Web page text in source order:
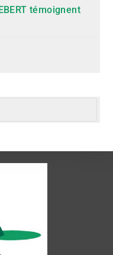
témoignent